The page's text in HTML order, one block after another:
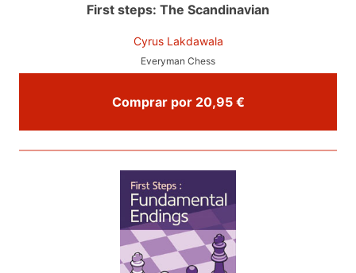
First steps: The Scandinavian
Cyrus Lakdawala
Everyman Chess
Comprar por 20,95 €